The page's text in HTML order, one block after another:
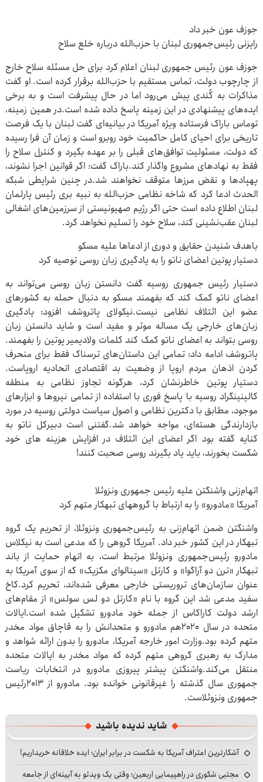
جوزف عون خبر داد
رایزنی رئیس‌جمهوری لبنان با حزب‌الله درباره خلع سلاح
جوزف عون رئیس جمهوری لبنان اعلام کرد برای حل مسئله سلاح خارج
از چارچوب دولت، تماس مستقیم با حزب‌الله برقرار کرده است. او گفت
مذاکرات به کُندی پیش می‌رود اما در حال پیشرفت است و به برخی
ایده‌های پیشنهادی در این زمینه پاسخ داده شده است.در همین زمینه،
توماس باراک فرستاده ویژه آمریکا در بیانیه‌ای گفت لبنان با یک فرصت
تاریخی برای احیای کامل حاکمیت خود روبرو است و زمان آن فرا رسیده
که دولت، مسئولیت توافق‌های قبلی را بر عهده بگیرد و کنترل سلاح را
فقط به نهادهای مشروع واگذار کند.باراک گفت: اگر قوانین اجرا نشوند،
پهپادها و نقض مرزها متوقف نخواهند شد.در چنین شرایطی شبکه
الحدث ادعا کرد که شاخه نظامی حزب‌الله به نبیه بری رئیس پارلمان
لبنان اطلاع داده است حتی اگر رژیم صهیونیستی از سرزمین‌های اشغالی
لبنان عقب‌نشینی کند، سلاح خود را تسلیم نخواهد کرد.
باهدف شنیدن حقایق و دوری از ادعاها علیه مسکو
دستیار پوتین اعضای ناتو را به یادگیری زبان روسی توصیه کرد
دستیار رئیس جمهوری روسیه گفت دانستن زبان روسی می‌تواند به
اعضای ناتو کمک کند که بفهمند مسکو به دنبال حمله به کشورهای
عضو این ائتلاف نظامی نیست.نیکولای پاتروشف افزود: یادگیری
زبان‌های خارجی یک مساله موثر و مفید است و شاید دانستن زبان
روسی بتواند به اعضای ناتو کمک کند کلمات ولادیمیر پوتین را بفهمند.
پاتروشف ادامه داد: تمامی این داستان‌های ترسناک فقط برای منحرف
کردن اذهان مردم اروپا از وضعیت بد اقتصادی اتحادیه اروپاست.
دستیار پوتین خاطرنشان کرد، هرگونه تجاوز نظامی به منطقه
کالینینگراد روسیه با پاسخ فوری با استفاده از تمامی نیروها و ابزارهای
موجود، مطابق با دکترین نظامی و اصول سیاست دولتی روسیه در مورد
بازدارندگی هسته‌ای، مواجه خواهد شد.گفتنی است دبیرکل ناتو به
کنایه گفته بود اگر اعضای این ائتلاف در افزایش هزینه‌ های خود
شکست بخورند، باید یاد بگیرند روسی صحبت کنند!
اتهام‌زنی واشنگتن علیه رئیس جمهوری ونزوئلا
آمریکا «مادورو» را به ارتباط با گروههای تبهکار متهم کرد
واشنگتن ضمن اتهام‌زنی به رئیس‌جمهوری ونزوئلا، از تحریم یک گروه
تبهکار در این کشور خبر داد. آمریکا گروهی را که مدعی است به نیکلاس
مادورو رئیس‌جمهوری ونزوئلا مرتبط است، به اتهام حمایت از باند
تبهکار «ترن دو آراگوا» و کارتل «سینالوای مکزیک» که از سوی آمریکا به
عنوان سازمان‌های تروریستی خارجی معرفی شده‌اند، تحریم کرد.کاخ
سفید مدعی شد این گروه با نام «کارتل دو لس سولس» از مقام‌های
ارشد دولت کاراکاس از جمله خود مادورو تشکیل شده است.ایالات
متحده در سال ۲۰۲۰هم مادورو و متحدانش را به قاچاق مواد مخدر
متهم کرده بود.وزارت امور خارجه آمریکا، مادورو را بدون ارائه شواهد و
مدارک به رهبری گروهی متهم کرده که مواد مخدر به ایالات متحده
منتقل می‌کند.واشنگتن پیشتر پیروزی مادورو در انتخابات ریاست
جمهوری سال گذشته را غیرقانونی خوانده بود. مادورو از ۲۰۱۳رئیس
جمهوری ونزوئلاست.
شاید ندیده باشید
آشکارترین اعتراف آمریکا به شکست در برابر ایران؛ ایده خلاقانه خریداریم!
مجتبی شکوری در راهپیمایی اربعین؛ وقتی یک ویدئو به آیینه‌ای از جامعه